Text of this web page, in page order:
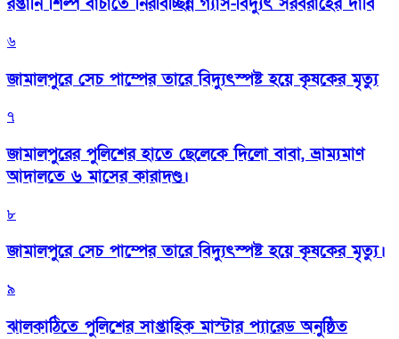
৬
জামালপুরে সেচ পাম্পের তারে বিদ্যুৎস্পষ্ট হয়ে কৃষকের মৃত্যু
৭
জামালপুরের পুলিশের হাতে ছেলেকে দিলো বাবা, ভ্রাম্যমাণ
আদালতে ৬ মাসের কারাদণ্ড।
৮
জামালপুরে সেচ পাম্পের তারে বিদ্যুৎস্পষ্ট হয়ে কৃষকের মৃত্যু।
৯
‎ঝালকাঠিতে পুলিশের সাপ্তাহিক মাস্টার প্যারেড অনুষ্ঠিত